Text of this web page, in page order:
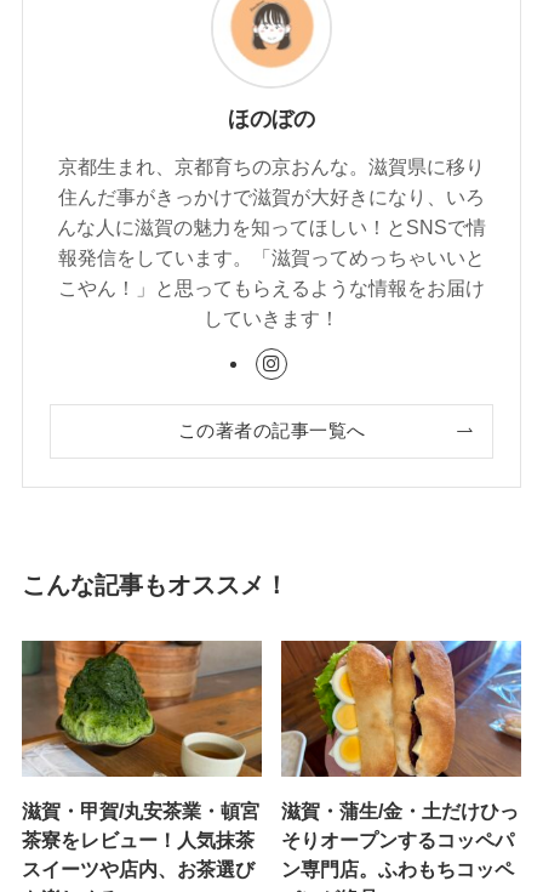
ほのぼの
京都生まれ、京都育ちの京おんな。滋賀県に移り
住んだ事がきっかけで滋賀が大好きになり、いろ
んな人に滋賀の魅力を知ってほしい！とSNSで情
報発信をしています。「滋賀ってめっちゃいいと
こやん！」と思ってもらえるような情報をお届け
していきます！
この著者の記事一覧へ
こんな記事もオススメ！
滋賀・甲賀/丸安茶業・頓宮
茶寮をレビュー！人気抹茶
スイーツや店内、お茶選び
滋賀・蒲生/金・土だけひっ
そりオープンするコッペパ
ン専門店。ふわもちコッペ